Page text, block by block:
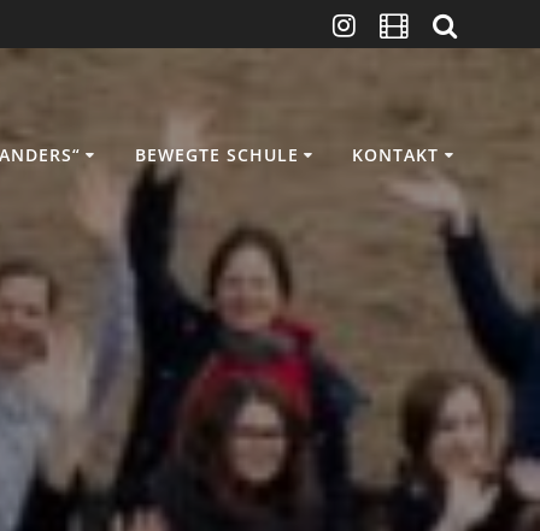
BEWEGTE SCHULE KONTAKT